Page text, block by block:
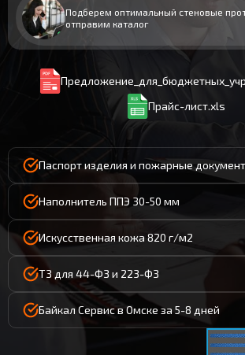
Подберем оптимальный стеновые
отправим каталог
Прайс-лист.xls
Паспорт изделия и пожарные
Наполнитель ППЭ 30-50 мм
Искусственная кожа 820 г/м2
ТЗ для 44-ФЗ и 223-ФЗ
Байкал Сервис в Омске за 5-8 дней